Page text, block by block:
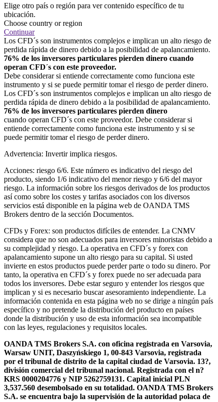
Elige otro país o región para ver contenido específico de tu
ubicación.
Choose country or region
Continuar
Los CFD´s son instrumentos complejos e implican un alto riesgo de
perdida rápida de dinero debido a la posibilidad de apalancamiento.
76% de los inversores particulares pierden dinero cuando
operan CFD´s con este proveedor.
Debe considerar si entiende correctamente como funciona este
instrumento y si se puede permitir tomar el riesgo de perder dinero.
Los CFD´s son instrumentos complejos e implican un alto riesgo de
perdida rápida de dinero debido a la posibilidad de apalancamiento.
76% de los inversores particulares pierden dinero
cuando operan CFD´s con este proveedor. Debe considerar si
entiende correctamente como funciona este instrumento y si se
puede permitir tomar el riesgo de perder dinero.
Advertencia: Invertir implica riesgos.
Acciones: riesgo 6/6. Este número es indicativo del riesgo del
producto, siendo 1/6 indicativo del menor riesgo y 6/6 del mayor
riesgo. La información sobre los riesgos derivados de los productos
así como sobre los costes y tarifas asociados con los diversos
servicios está disponible en la página web de OANDA TMS
Brokers dentro de la sección Documentos.
CFDs y Forex: son productos difíciles de entender. La CNMV
considera que no son adecuados para inversores minoristas debido a
su complejidad y riesgo. La operativa en CFD´s y forex con
apalancamiento supone un alto riesgo para su capital. Si usted
invierte en estos productos puede perder parte o todo su dinero. Por
tanto, la operativa en CFD´s y forex puede no ser adecuada para
todos los inversores. Debe estar seguro y entender los riesgos que
implican y si es necesario buscar asesoramiento independiente. La
información contenida en esta página web no se dirige a ningún país
específico y no pretende la distribución del producto en países
donde la distribución y uso de esta información sea incompatible
con las leyes, regulaciones y requisitos locales.
OANDA TMS Brokers S.A. con oficina registrada en Varsovia,
Warsaw UNIT, Daszyńskiego 1, 00-843 Varsovia, registrada
por el tribunal de distrito de la capital ciudad de Varsovia. 13?,
división comercial del tribunal nacional. Registrada con el n?
KRS 0000204776 y NIP 5262759131. Capital inicial PLN
3,537.560 desembolsado en su totalidad. OANDA TMS Brokers
S.A. se encuentra bajo la supervisión de la autoridad polaca de